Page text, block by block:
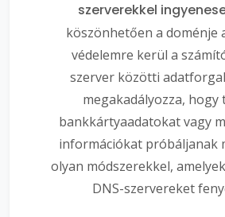
szerverekkel
köszönhetően a doménje
védelemre kerül a
szerver közötti
megakadályozza, hogy
bankkártyaadatokat vagy
információkat próbáljanak
olyan módszerekkel,
DNS-szervereket